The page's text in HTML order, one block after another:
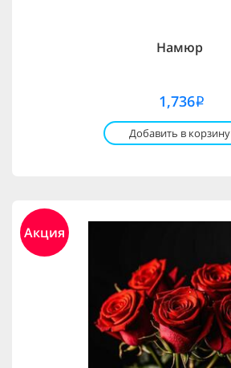
Намюр
1,736i
Добавить в корзину
Акция